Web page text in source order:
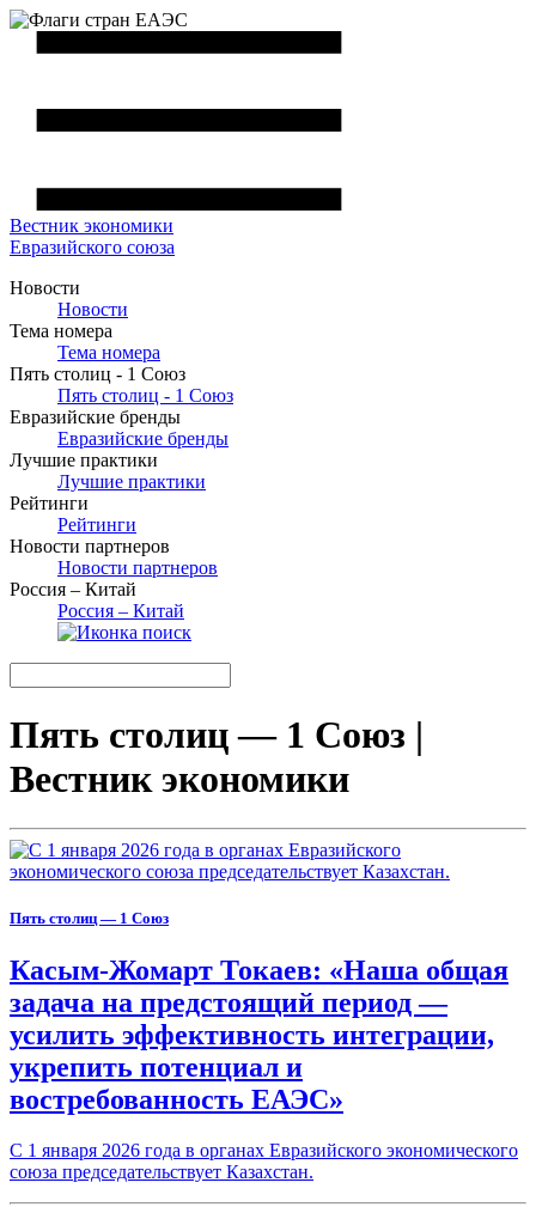
Вестник экономики
Евразийского союза
Новости
Новости
Тема номера
Тема номера
Пять столиц - 1 Союз
Пять столиц - 1 Союз
Евразийские бренды
Евразийские бренды
Лучшие практики
Лучшие практики
Рейтинги
Рейтинги
Новости партнеров
Новости партнеров
Россия – Китай
Россия – Китай
Пять столиц — 1 Союз |
Вестник экономики
Пять столиц — 1 Союз
Касым-Жомарт Токаев: «Наша общая
задача на предстоящий период —
усилить эффективность интеграции,
укрепить потенциал и
востребованность ЕАЭС»
С 1 января 2026 года в органах Евразийского экономического
союза председательствует Казахстан.